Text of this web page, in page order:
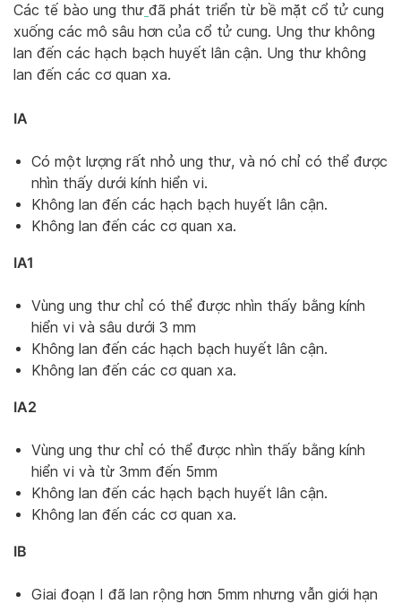
Các tế bào ung thư đã phát triển từ bề mặt cổ tử cung
xuống các mô sâu hơn của cổ tử cung. Ung thư không
lan đến các hạch bạch huyết lân cận. Ung thư không
lan đến các cơ quan xa.
IA
Có một lượng rất nhỏ ung thư, và nó chỉ có thể được
nhìn thấy dưới kính hiển vi.
Không lan đến các hạch bạch huyết lân cận.
Không lan đến các cơ quan xa.
IA1
Vùng ung thư chỉ có thể được nhìn thấy bằng kính
hiển vi và sâu dưới 3 mm
Không lan đến các hạch bạch huyết lân cận.
Không lan đến các cơ quan xa.
IA2
Vùng ung thư chỉ có thể được nhìn thấy bằng kính
hiển vi và từ 3mm đến 5mm
Không lan đến các hạch bạch huyết lân cận.
Không lan đến các cơ quan xa.
IB
Giai đoạn I đã lan rộng hơn 5mm nhưng vẫn giới hạn